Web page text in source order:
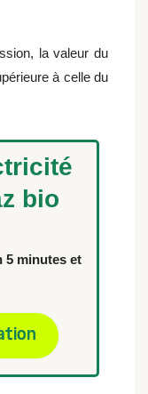
la valeur du
à celle du
bio
5 minutes et